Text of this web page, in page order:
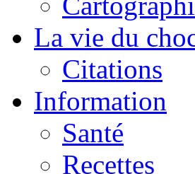
La vie du
Citations
Information
Santé
Recettes